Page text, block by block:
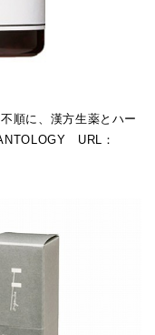
順に、漢方生薬とハー
URL：